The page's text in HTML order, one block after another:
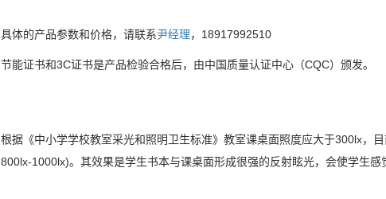
具体的产品参数和价格，请联系尹经理，18917992510
节能证书和3C证书是产品检验合格后，由中国质量认证中心（CQC）颁发。
根据《中小学学校教室采光和照明卫生标准》教室课桌面照度应大于300lx，
800lx-1000lx)。其效果是学生书本与课桌面形成很强的反射眩光，会使学生感